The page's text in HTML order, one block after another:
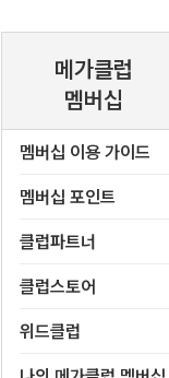
메가클럽
멤버십
멤버십 이용 가이드
멤버십 포인트
클럽파트너
클럽스토어
위드클럽